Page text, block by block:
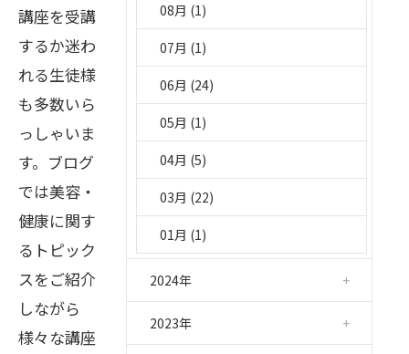
08月 (1)
07月 (1)
06月 (24)
05月 (1)
04月 (5)
03月 (22)
01月 (1)
2024年
2023年
講座を受講
するか迷わ
れる生徒様
も多数いら
っしゃいま
す。ブログ
では美容・
健康に関す
るトピック
スをご紹介
しながら
様々な講座